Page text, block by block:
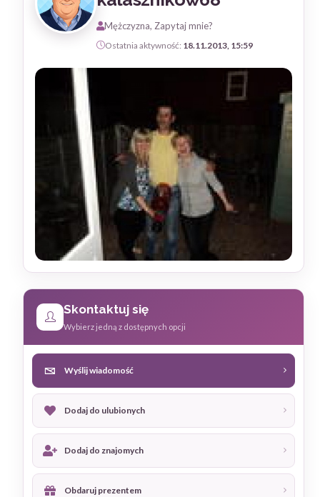
Mężczyzna, Zapytaj mnie?
Ostatnia aktywność: 18.11.2013, 15:59
Skontaktuj się
Wybierz jedną z dostępnych opcji
Wyślij wiadomość
Dodaj do ulubionych
Dodaj do znajomych
Obdaruj prezentem